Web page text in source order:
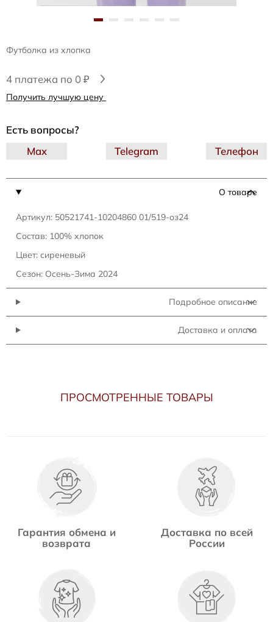
Футболка из хлопка
4 платежа по 0 ₽
Получить лучшую цену
О товаре
Артикул: 50521741-10204860 01/519-оз24
Состав: 100% хлопок
Цвет: сиреневый
Сезон: Осень-Зима 2024
Подробное описание
Доставка и оплата
Есть вопросы?
Telegram
Max Телефон
ПРОСМОТРЕННЫЕ ТОВАРЫ
Гарантия обмена и
возврата
Доставка по всей
России